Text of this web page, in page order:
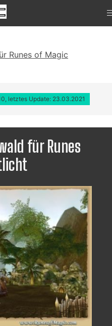
Runes of Magic
letztes Update: 23.03.2021
für Runes